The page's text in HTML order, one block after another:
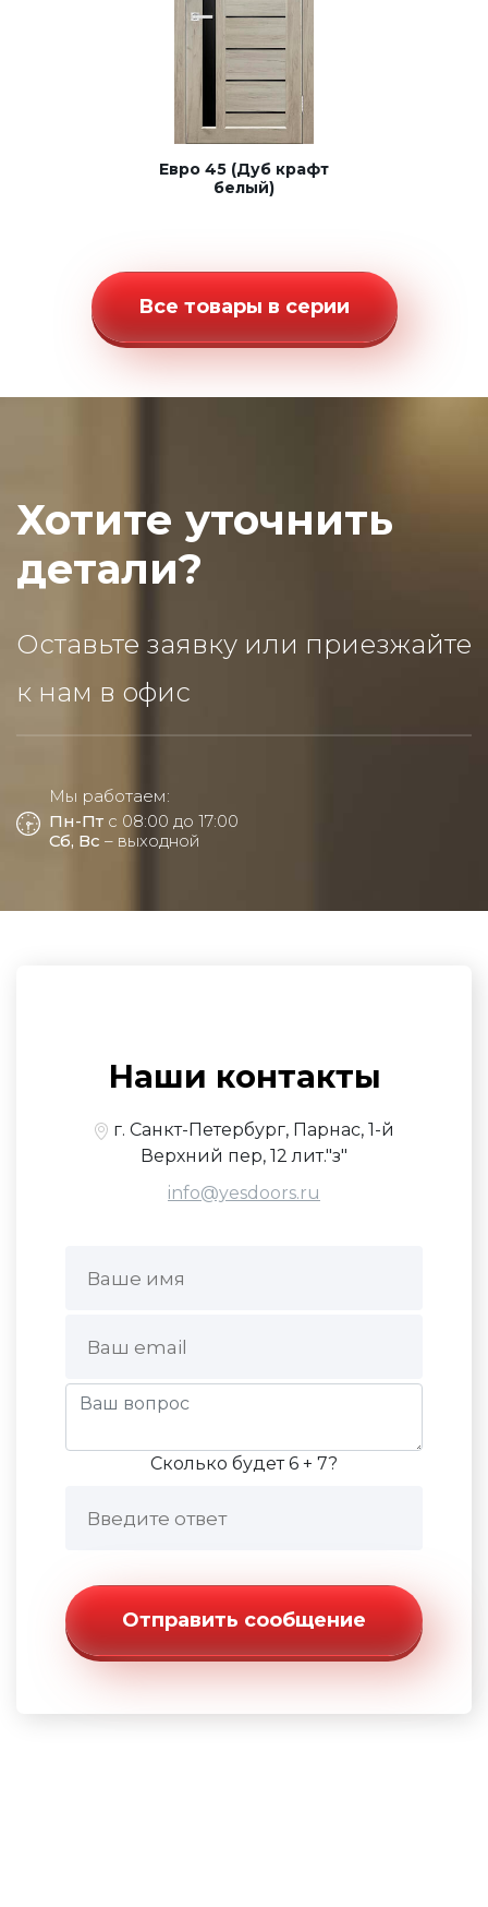
Евро 45 (Дуб крафт
белый)
Все товары в серии
Хотите уточнить
детали?
Оставьте заявку или приезжайте
к нам в офис
Мы работаем:
Пн-Пт с 08:00 до 17:00
Сб, Вс – выходной
Наши контакты
г. Санкт-Петербург, Парнас, 1-й
Верхний пер, 12 лит."з"
info@yesdoors.ru
Сколько будет 6 + 7?
Отправить сообщение